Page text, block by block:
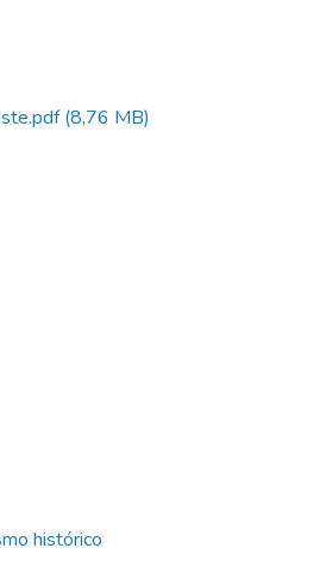
(8,76 MB)
histórico